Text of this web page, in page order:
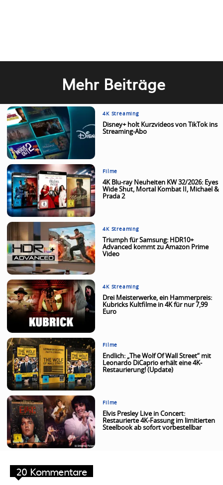
Mehr Beiträge
4K Streaming
Disney+ holt Kurzvideos von TikTok ins
Streaming-Abo
Filme
4K Blu-ray Neuheiten KW 32/2026: Eyes
Wide Shut, Mortal Kombat II, Michael &
Prada 2
4K Streaming
Triumph für Samsung: HDR10+
Advanced kommt zu Amazon Prime
Video
4K Streaming
Drei Meisterwerke, ein Hammerpreis:
Kubricks Kultfilme in 4K für nur 7,99
Euro
Filme
Endlich: „The Wolf Of Wall Street“ mit
Leonardo DiCaprio erhält eine 4K-
Restaurierung! (Update)
Filme
Elvis Presley Live in Concert:
Restaurierte 4K-Fassung im limitierten
Steelbook ab sofort vorbestellbar
20 Kommentare